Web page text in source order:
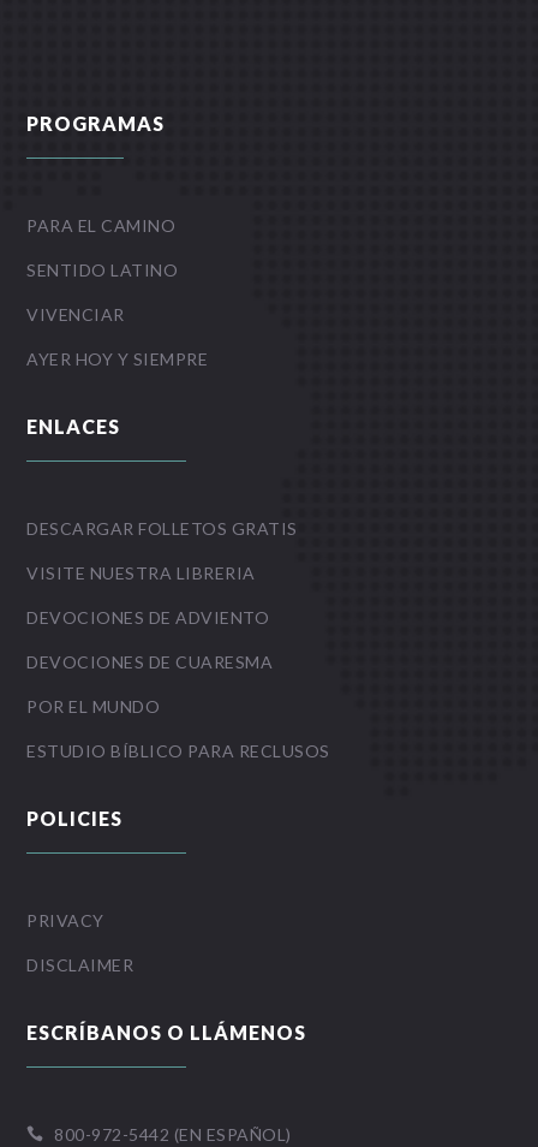
PROGRAMAS
PARA EL CAMINO
SENTIDO LATINO
VIVENCIAR
AYER HOY Y SIEMPRE
ENLACES
DESCARGAR FOLLETOS GRATIS
VISITE NUESTRA LIBRERIA
DEVOCIONES DE ADVIENTO
DEVOCIONES DE CUARESMA
POR EL MUNDO
ESTUDIO BÍBLICO PARA RECLUSOS
POLICIES
PRIVACY
DISCLAIMER
ESCRÍBANOS O LLÁMENOS
 800-972-5442 (EN ESPAÑOL)